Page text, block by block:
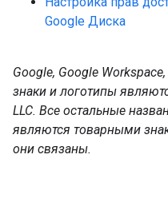
Google Диска
Google, Google
знаки и логотипы
LLC. Все остальные
являются товарными
они связаны.